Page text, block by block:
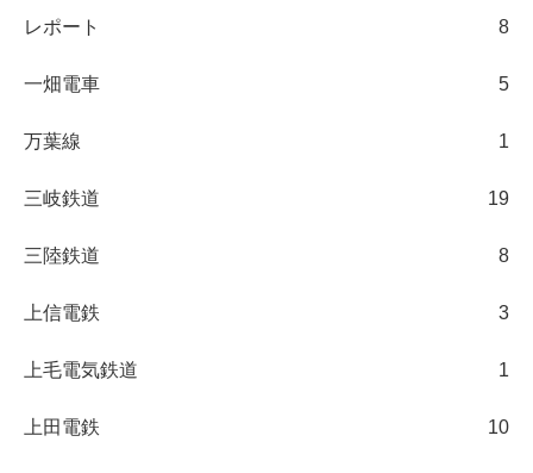
レポート 8
一畑電車 5
万葉線 1
三岐鉄道 19
三陸鉄道 8
上信電鉄 3
上毛電気鉄道 1
上田電鉄 10